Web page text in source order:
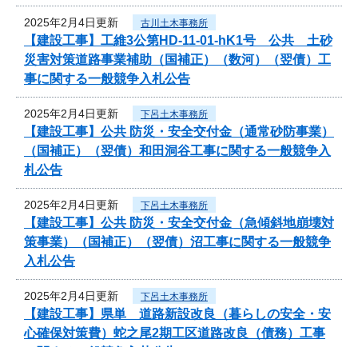
2025年2月4日更新 古川土木事務所
【建設工事】工維3公第HD-11-01-hK1号 公共 土砂
災害対策道路事業補助（国補正）（数河）（翌債）工
事に関する一般競争入札公告
2025年2月4日更新 下呂土木事務所
【建設工事】公共 防災・安全交付金（通常砂防事業）
（国補正）（翌債）和田洞谷工事に関する一般競争入
札公告
2025年2月4日更新 下呂土木事務所
【建設工事】公共 防災・安全交付金（急傾斜地崩壊対
策事業）（国補正）（翌債）沼工事に関する一般競争
入札公告
2025年2月4日更新 下呂土木事務所
【建設工事】県単 道路新設改良（暮らしの安全・安
心確保対策費）蛇之尾2期工区道路改良（債務）工事